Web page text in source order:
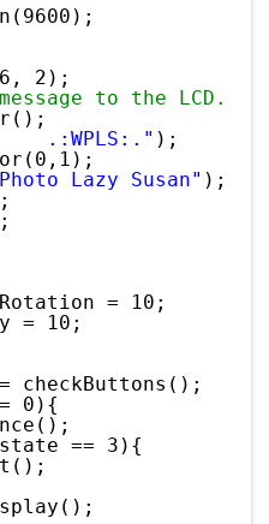
2);
to the LCD.
.:WPLS:." );
Lazy Susan" );
= 10;
= 10;
checkButtons();
0){
== 3){